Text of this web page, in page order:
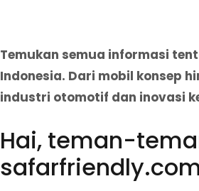
Temukan semua informasi
Indonesia. Dari mobil konsep
industri otomotif dan inovasi
Hai, teman-